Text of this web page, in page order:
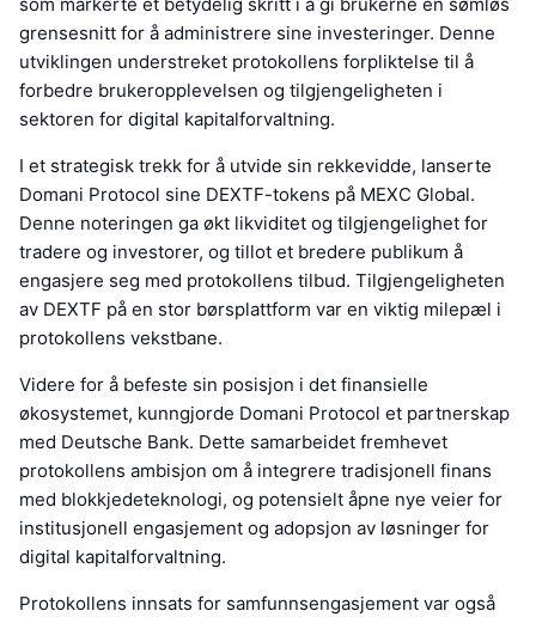
grensesnitt for å administrere sine investeringer. Denne
utviklingen understreket protokollens forpliktelse til å
forbedre brukeropplevelsen og tilgjengeligheten i
sektoren for digital kapitalforvaltning.
I et strategisk trekk for å utvide sin rekkevidde, lanserte
Domani Protocol sine DEXTF-tokens på MEXC Global.
Denne noteringen ga økt likviditet og tilgjengelighet for
tradere og investorer, og tillot et bredere publikum å
engasjere seg med protokollens tilbud. Tilgjengeligheten
av DEXTF på en stor børsplattform var en viktig milepæl i
protokollens vekstbane.
Videre for å befeste sin posisjon i det finansielle
økosystemet, kunngjorde Domani Protocol et partnerskap
med Deutsche Bank. Dette samarbeidet fremhevet
protokollens ambisjon om å integrere tradisjonell finans
med blokkjedeteknologi, og potensielt åpne nye veier for
institusjonell engasjement og adopsjon av løsninger for
digital kapitalforvaltning.
Protokollens innsats for samfunnsengasjement var også